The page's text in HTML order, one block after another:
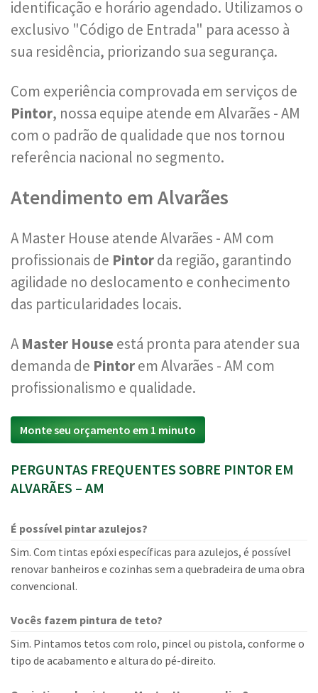
identificação e horário agendado. Utilizamos o
exclusivo "Código de Entrada" para acesso à
sua residência, priorizando sua segurança.
Com experiência comprovada em serviços de
Pintor, nossa equipe atende em Alvarães - AM
com o padrão de qualidade que nos tornou
referência nacional no segmento.
Atendimento em Alvarães
A Master House atende Alvarães - AM com
profissionais de Pintorda região, garantindo
agilidade no deslocamento e conhecimento
das particularidades locais.
AMaster House está pronta para atender sua
demanda de Pintorem Alvarães - AM com
profissionalismo e qualidade.
Monte seu orçamento em 1 minuto
PERGUNTAS FREQUENTES SOBRE PINTOR EM
ALVARÃES – AM
É possível pintar azulejos?
Sim. Com tintas epóxi específicas para azulejos, é possível
renovar banheiros e cozinhas sem a quebradeira de uma obra
convencional.
Vocês fazem pintura de teto?
Sim. Pintamos tetos com rolo, pincel ou pistola, conforme o
tipo de acabamento e altura do pé-direito.